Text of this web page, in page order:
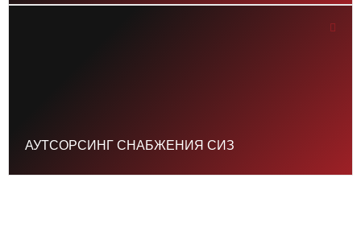
АУТСОРСИНГ СНАБЖЕНИЯ СИЗ